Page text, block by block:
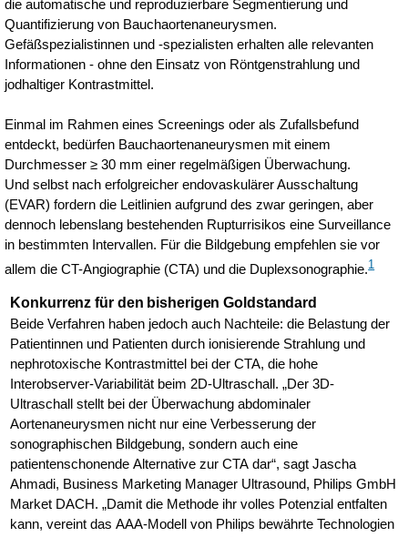
die automatische und reproduzierbare Segmentierung und
Quantifizierung von Bauchaortenaneurysmen.
Gefäßspezialistinnen und -spezialisten erhalten alle relevanten
Informationen - ohne den Einsatz von Röntgenstrahlung und
jodhaltiger Kontrastmittel.
Einmal im Rahmen eines Screenings oder als Zufallsbefund
entdeckt, bedürfen Bauchaortenaneurysmen mit einem
Durchmesser ≥ 30 mm einer regelmäßigen Überwachung.
Und selbst nach erfolgreicher endovaskulärer Ausschaltung
(EVAR) fordern die Leitlinien aufgrund des zwar geringen, aber
dennoch lebenslang bestehenden Rupturrisikos eine Surveillance
in bestimmten Intervallen. Für die Bildgebung empfehlen sie vor
allem die CT-Angiographie (CTA) und die Duplexsonographie.1
Konkurrenz für den bisherigen Goldstandard
Beide Verfahren haben jedoch auch Nachteile: die Belastung der
Patientinnen und Patienten durch ionisierende Strahlung und
nephrotoxische Kontrastmittel bei der CTA, die hohe
Interobserver-Variabilität beim 2D-Ultraschall. „Der 3D-
Ultraschall stellt bei der Überwachung abdominaler
Aortenaneurysmen nicht nur eine Verbesserung der
sonographischen Bildgebung, sondern auch eine
patientenschonende Alternative zur CTA dar“, sagt Jascha
Ahmadi, Business Marketing Manager Ultrasound, Philips GmbH
Market DACH. „Damit die Methode ihr volles Potenzial entfalten
kann, vereint das AAA-Modell von Philips bewährte Technologien